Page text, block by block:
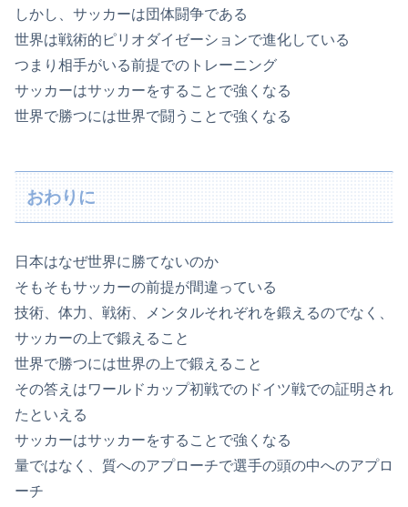
しかし、サッカーは団体闘争である
世界は戦術的ピリオダイゼーションで進化している
つまり相手がいる前提でのトレーニング
サッカーはサッカーをすることで強くなる
世界で勝つには世界で闘うことで強くなる
おわりに
日本はなぜ世界に勝てないのか
そもそもサッカーの前提が間違っている
技術、体力、戦術、メンタルそれぞれを鍛えるのでなく、
サッカーの上で鍛えること
世界で勝つには世界の上で鍛えること
その答えはワールドカップ初戦でのドイツ戦での証明され
たといえる
サッカーはサッカーをすることで強くなる
量ではなく、質へのアプローチで選手の頭の中へのアプロ
ーチ